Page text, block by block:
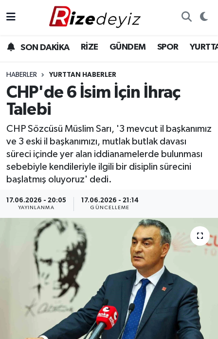
SON DAKİKA RİZE GÜNDEM SPOR
HABERLER YURTTAN HABERLER
CHP'de 6 İsim İçin İhraç
Talebi
CHP Sözcüsü Müslim Sarı, '3 mevcut il başkanımız
ve 3 eski il başkanımızı, mutlak butlak davası
süreci içinde yer alan iddianamelerde bulunması
sebebiyle kendileriyle ilgili bir disiplin sürecini
başlatmış oluyoruz' dedi.
17.06.2026 - 20:05
YAYINLANMA
17.06.2026 - 21:14
GÜNCELLEME
Gündem
Yurttan Haberler
Ekonomi
Teknoloji
Sağlık
Rize Hava Durumu
Rize Trafik Yoğunluk Haritası
Süper Lig Puan Durumu ve Fikstür
Tüm Manşetler
Son Dakika Haberleri
Haber Arşivi